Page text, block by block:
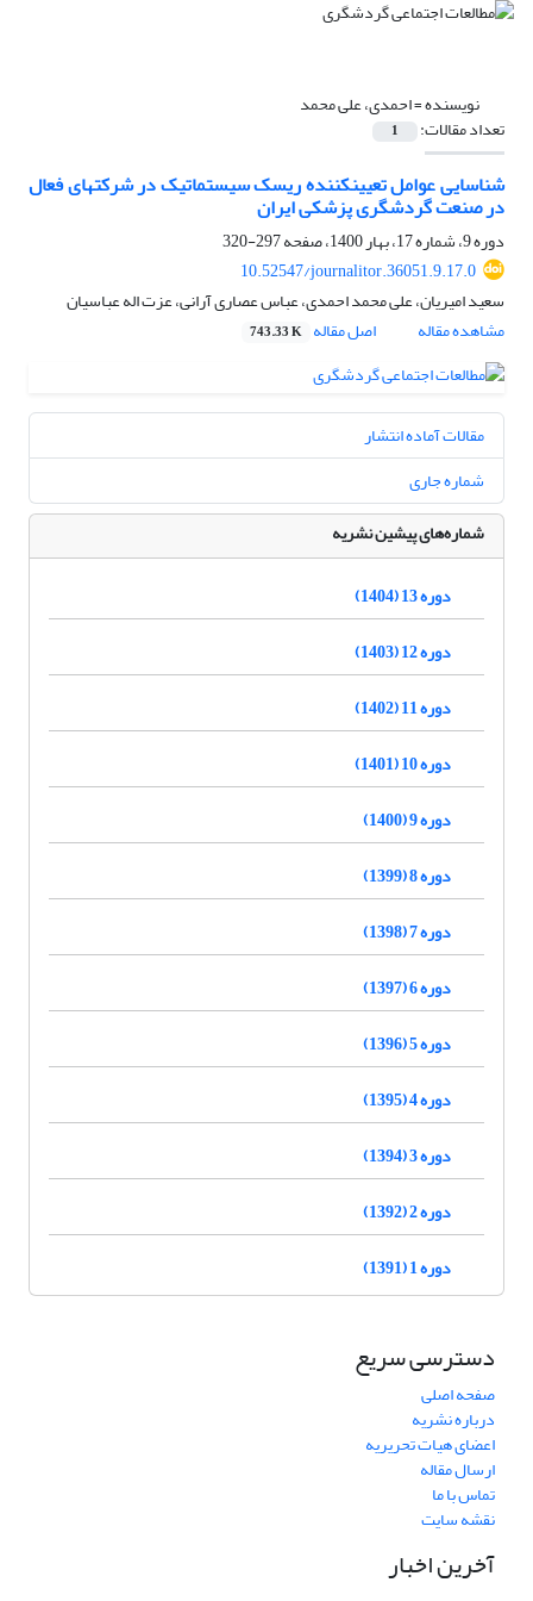
نویسنده =احمدی، علی محمد
تعداد مقالات: 1
شناسایی عوامل تعیین­کننده ریسک سیستماتیک در شرکت­های فعال
در صنعت گردشگری پزشکی ایران
دوره 9، شماره 17، بهار 1400، صفحه
297-320
10.52547/journalitor.36051.9.17.0
سعید امیریان، علی محمد احمدی، عباس عصاری آرانی، عزت اله عباسیان
مشاهده مقاله
اصل مقاله 743.33 K
مقالات آماده انتشار
شماره جاری
شماره‌های پیشین نشریه
دوره 13 (1404)
دوره 12 (1403)
دوره 11 (1402)
دوره 10 (1401)
دوره 9 (1400)
دوره 8 (1399)
دوره 7 (1398)
دوره 6 (1397)
دوره 5 (1396)
دوره 4 (1395)
دوره 3 (1394)
دوره 2 (1392)
دوره 1 (1391)
دسترسی سریع
صفحه اصلی
درباره نشریه
اعضای هیات تحریریه
ارسال مقاله
تماس با ما
نقشه سایت
آخرین اخبار